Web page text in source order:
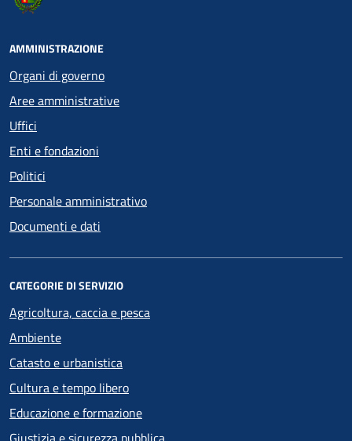
AMMINISTRAZIONE
Organi di governo
Aree amministrative
Uffici
Enti e fondazioni
Politici
Personale amministrativo
Documenti e dati
CATEGORIE DI SERVIZIO
Agricoltura, caccia e pesca
Ambiente
Catasto e urbanistica
Cultura e tempo libero
Educazione e formazione